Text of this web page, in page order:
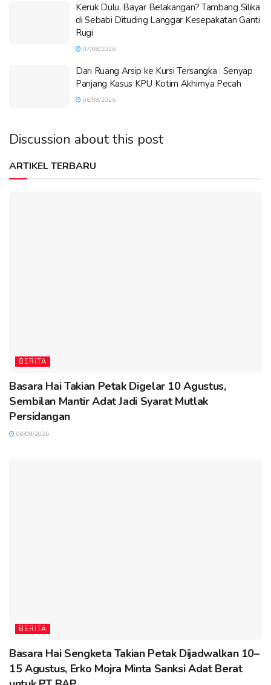
Keruk Dulu, Bayar Belakangan? Tambang Silika
di Sebabi Dituding Langgar Kesepakatan Ganti
Rugi
07/08/2026
Dari Ruang Arsip ke Kursi Tersangka : Senyap
Panjang Kasus KPU Kotim Akhirnya Pecah
06/08/2026
Discussion about this post
ARTIKEL TERBARU
BERITA
Basara Hai Takian Petak Digelar 10 Agustus,
Sembilan Mantir Adat Jadi Syarat Mutlak
Persidangan
08/08/2026
BERITA
Basara Hai Sengketa Takian Petak Dijadwalkan 10–
15 Agustus, Erko Mojra Minta Sanksi Adat Berat